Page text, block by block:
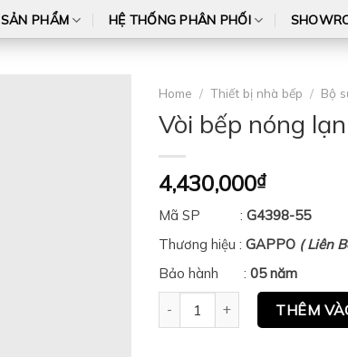
SẢN PHẨM HỆ THỐNG PHÂN PHỐI
Home / Thiết bị nhà bếp / Bộ
Vòi bếp nóng
4,430,000₫
Mã SP : G4398-55
Thương hiệu : GAPPO ( Liên
Bảo hành : 05 năm
Vòi bếp nóng lạnh Gappo
THÊM